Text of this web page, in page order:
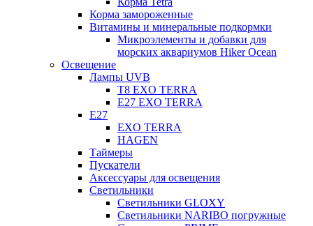
Корма замороженные
Витамины и минеральные подкормки
Микроэлементы и добавки для
морских аквариумов Hiker Ocean
Освещение
Лампы UVB
Т8 EXO TERRA
Е27 EXO TERRA
Е27
EXO TERRA
HAGEN
Таймеры
Пускатели
Аксессуары для освещения
Светильники
Светильники GLOXY
Светильники NARIBO погружные